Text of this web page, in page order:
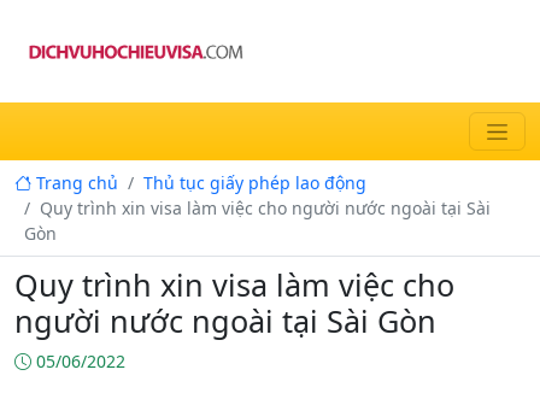
Trang chủ
Thủ tục giấy phép lao động
Quy trình xin visa làm việc cho người nước ngoài tại Sài
Gòn
Quy trình xin visa làm việc cho
người nước ngoài tại Sài Gòn
05/06/2022